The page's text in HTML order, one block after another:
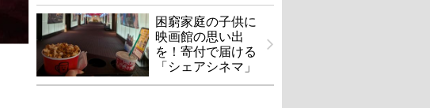
困窮家庭の子供に
映画館の思い出
を！寄付で届ける
「シェアシネマ」